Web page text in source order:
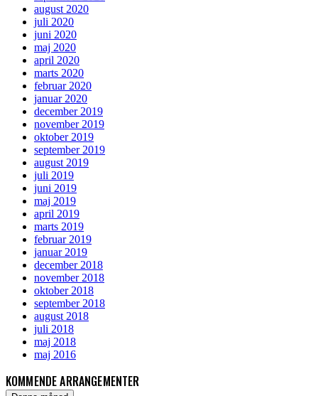
august 2020
juli 2020
juni 2020
maj 2020
april 2020
marts 2020
februar 2020
januar 2020
december 2019
november 2019
oktober 2019
september 2019
august 2019
juli 2019
juni 2019
maj 2019
april 2019
marts 2019
februar 2019
januar 2019
december 2018
november 2018
oktober 2018
september 2018
august 2018
juli 2018
maj 2018
maj 2016
KOMMENDE ARRANGEMENTER